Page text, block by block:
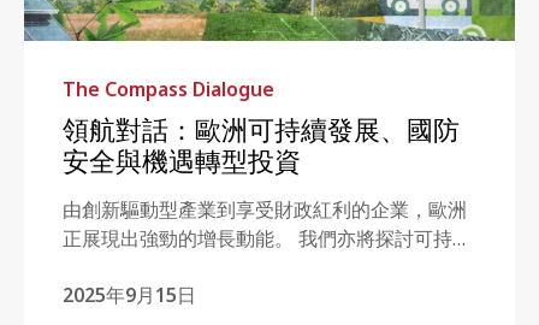
The Compass Dialogue
領航對話：歐洲可持續發展、國防
安全與機遇轉型投資
由創新驅動型產業到享受財政紅利的企業，歐洲
正展現出強勁的增長動能。 我們亦將探討可持續
統行業如何重獲市場關注。
2025年9月15日